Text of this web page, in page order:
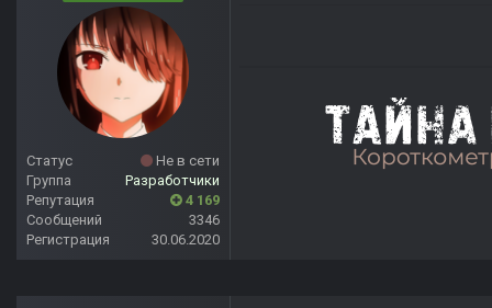
Статус
Не в сети
Группа
Разработчики
Репутация
4 169
Сообщений
3346
Регистрация
30.06.2020